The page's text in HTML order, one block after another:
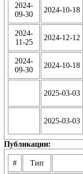
2024-
09-30
2024-10-18
2024-
11-25
2024-12-12
2024-
09-30
2024-10-18
2025-03-03
2025-03-03
Публикации:
# Тип